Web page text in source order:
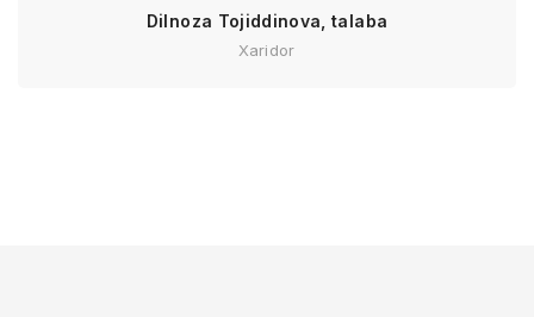
Dilnoza Tojiddinova, talaba
Xaridor